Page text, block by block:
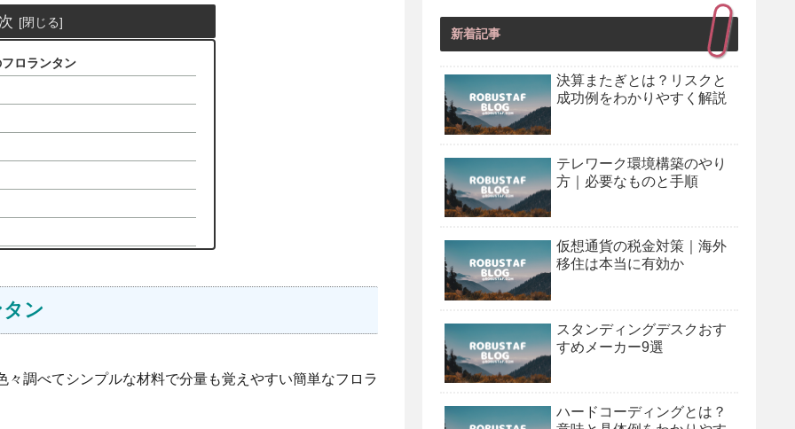
ロランタン
ン
調べてシンプルな材料で分量も覚えやすい簡単なフロラ
新着記事
決算またぎとは？リスクと
成功例をわかりやすく解説
テレワーク環境構築のやり
方｜必要なものと手順
仮想通貨の税金対策｜海外
移住は本当に有効か
スタンディングデスクおす
すめメーカー9選
ハードコーディングとは？